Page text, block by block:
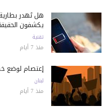
هل تُهدر
يكشفون
تقنية
منذ 7 أيام
إعتصام لوضع
لبنان
منذ 7 أيام